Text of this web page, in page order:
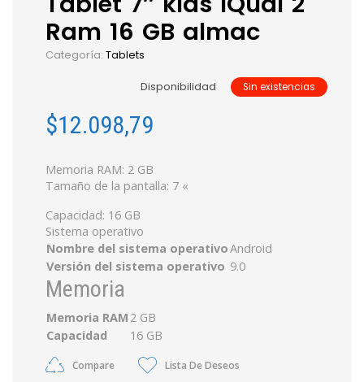
Ram 16 GB almac
Categoría: Tablets
Disponibilidad Sin existencias
$12.098,79
Memoria RAM: 2 GB
Tamaño de la pantalla: 7 «
Capacidad: 16 GB
Sistema operativo
Nombre del sistema operativoAndroid
Versión del sistema operativo 9.0
Memoria
Memoria RAM 2 GB
Capacidad
16 GB
Compare Lista De Deseos